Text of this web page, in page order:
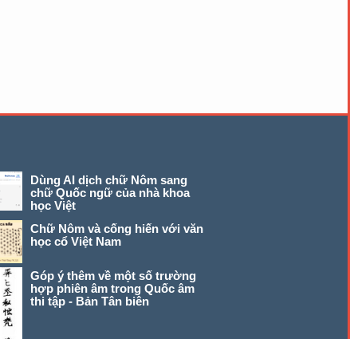
Dùng AI dịch chữ Nôm sang
chữ Quốc ngữ của nhà khoa
học Việt
Chữ Nôm và cống hiến với văn
học cổ Việt Nam
Góp ý thêm về một số trường
hợp phiên âm trong Quốc âm
thi tập - Bản Tân biên